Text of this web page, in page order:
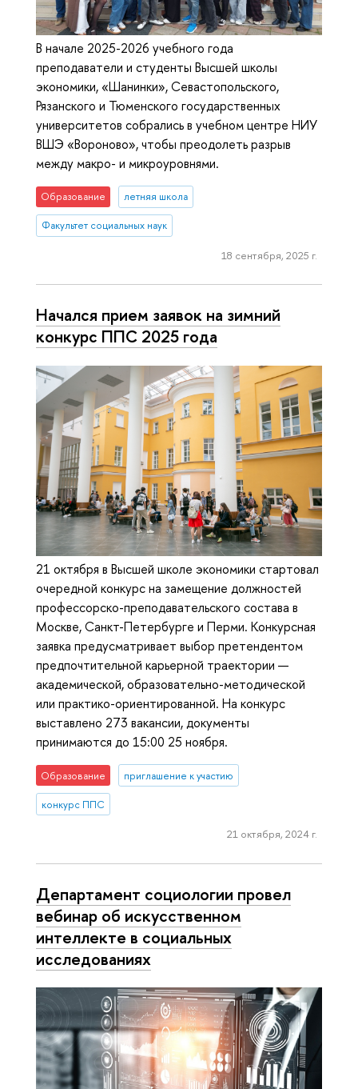
В начале 2025-2026 учебного года
преподаватели и студенты Высшей школы
экономики, «Шанинки», Севастопольского,
Рязанского и Тюменского государственных
университетов собрались в учебном центре НИУ
ВШЭ «Вороново», чтобы преодолеть разрыв
между макро- и микроуровнями.
Образование летняя школа
Факультет социальных наук
18 сентября, 2025 г.
Начался прием заявок на зимний
конкурс ППС 2025 года
21 октября в Высшей школе экономики стартовал
очередной конкурс на замещение должностей
профессорско-преподавательского состава в
Москве, Санкт-Петербурге и Перми. Конкурсная
заявка предусматривает выбор претендентом
предпочтительной карьерной траектории —
академической, образовательно-методической
или практико-ориентированной. На конкурс
выставлено 273 вакансии, документы
принимаются до 15:00 25 ноября.
Образование приглашение к участию
конкурс ППС
21 октября, 2024 г.
Департамент социологии провел
вебинар об искусственном
интеллекте в социальных
исследованиях